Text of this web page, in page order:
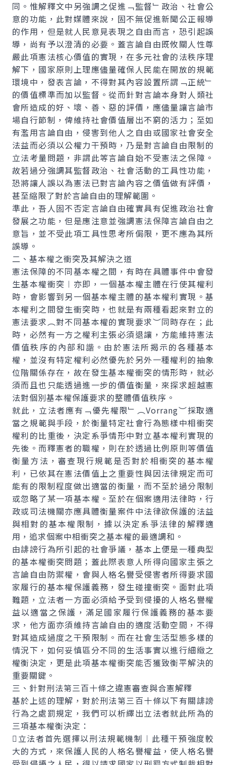
同。惟解釋文中另強調之促進﹁監督﹂政治、社會公
意的功能，此對媒體來說，固不無促進新聞公正報導
的作用，但是就人民意見表現之自由而言，恐引起誤
導，尚有予以澄清的必要。蓋言論自由既攸關人性尊
嚴此項憲法核心價值的實現，在多元社會的法秩序理
解下，國家原則上理應儘量確保人民能在開放的規範
環境中，發表言論，不得對其內容設置所謂﹁正統﹂
的價值標準而加以監督。從而針對言論本身對人類社
會所造成的好、壞、善、惡的評價，應儘量讓言論市
場自行節制，俾維持社會價值層出不窮的活力；至如
有濫用言論自由，侵害到他人之自由或國家社會安全
法益而必須以公權力干預時，乃是對言論自由限制的
立法考量問題，非謂此等言論自始不受憲法之保障。
故若過分強調其監督政治、社會活動的工具性功能，
恐將讓人誤以為憲法已對言論內容之價值做有評價，
甚至縮限了對於言論自由的理解範圍。
準此，吾人固不否定言論自由確實具有促進政治社會
發展之功能，但是應注意並強調憲法保障言論自由之
意旨，並不受此項工具性思考所侷限，更不應為其所
誤導。
二、基本權之衝突及其解決之道
憲法保障的不同基本權之間，有時在具體事件中會發
生基本權衝突︱亦即，一個基本權主體在行使其權利
時，會影響到另一個基本權主體的基本權利實現。基
本權利之間發生衝突時，也就是有兩種看起來對立的
憲法要求︵對不同基本權的實現要求︶同時存在；此
時，必然有一方之權利主張必須退讓，方能維持憲法
價值秩序的內部和諧。由於憲法所揭示的各種基本
權，並沒有特定權利必然優先於另外一種權利的抽象
位階關係存在，故在發生基本權衝突的情形時，就必
須而且也只能透過進一步的價值衡量，來探求超越憲
法對個別基本權保護要求的整體價值秩序。
就此，立法者應有﹁優先權限﹂︵Vorrang︶採取適
當之規範與手段，於衡量特定社會行為態樣中相衝突
權利的比重後，決定系爭情形中對立基本權利實現的
先後。而釋憲者的職權，則在於透過比例原則等價值
衡量方法，審查現行規範是否對於相衝突的基本權
利，已依其在憲法價值上之重要性與因法律規定而可
能有的限制程度做出適當的衡量，而不至於過分限制
或忽略了某一項基本權。至於在個案適用法律時，行
政或司法機關亦應具體衡量案件中法律欲保護的法益
與相對的基本權限制，據以決定系爭法律的解釋適
用，追求個案中相衝突之基本權的最適調和。
由誹謗行為所引起的社會爭議，基本上便是一種典型
的基本權衝突問題；蓋此際表意人所得向國家主張之
言論自由防禦權，會與人格名譽受侵害者所得要求國
家履行的基本權保護義務，發生碰撞衝突。面對此項
難題，立法者一方面必須給予受到侵擾的人格名譽權
益以適當之保護，滿足國家履行保護義務的基本要
求，他方面亦須維持言論自由的適度活動空間，不得
對其造成過度之干預限制。而在社會生活型態多樣的
情況下，如何妥慎區分不同的生活事實以進行細緻之
權衡決定，更是此項基本權衝突能否獲致衡平解決的
重要關鍵。
三、針對刑法第三百十條之違憲審查與合憲解釋
基於上述的理解，對於刑法第三百十條以下有關誹謗
行為之處罰規定，我們可以析繹出立法者就此所為的
三項基本權衡決定：
立法者首先選擇以刑法規範機制︱此種干預強度較
大的方式，來保護人民的人格名譽權益，使人格名譽